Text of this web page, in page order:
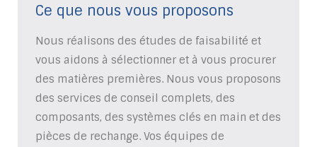
Ce que nous vous proposons
Nous réalisons des études de faisabilité et
vous aidons à sélectionner et à vous procurer
des matières premières. Nous vous proposons
des services de conseil complets, des
composants, des systèmes clés en main et des
pièces de rechange. Vos équipes de